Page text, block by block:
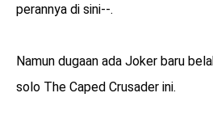
perannya di sini--.
Namun dugaan ada Joker baru
solo The Caped Crusader ini.